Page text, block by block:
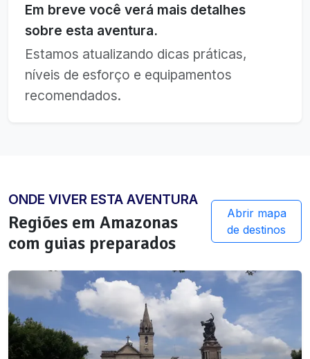
Em breve você verá mais detalhes
sobre esta aventura.
Estamos atualizando dicas práticas,
níveis de esforço e equipamentos
recomendados.
ONDE VIVER ESTA AVENTURA
Regiões em Amazonas
com guias preparados
Abrir mapa
de destinos